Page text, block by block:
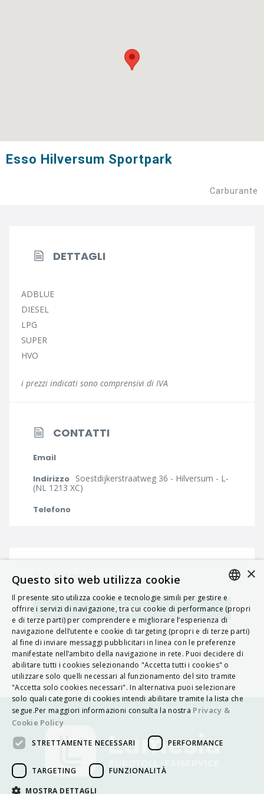
Esso Hilversum Sportpark
Carburante
DETTAGLI
ADBLUE
DIESEL
LPG
SUPER
HVO
i prezzi indicati sono comprensivi di IVA
CONTATTI
Email
Indirizzo Soestdijkerstraatweg 36 - Hilversum - L-
(NL 1213 XC)
Telefono
MAPPA
Navigatore ITALIAN
ENGLISH
FRENCH
HUNGARIAN
DEUTSCH
POLSKI
PORTUGUÊS
×
Questo sito web utilizza cookie
Il presente sito utilizza cookie e tecnologie simili per gestire e
offrire i servizi di navigazione, tra cui cookie di performance (propri
e di terze parti) per comprendere e migliorare l’esperienza di
navigazione dell’utente e cookie di targeting (propri e di terze parti)
al fine di inviare messaggi pubblicitari in linea con le preferenze
manifestate nell’ambito della navigazione in rete. Puoi decidere di
abilitare tutti i cookies selezionando "Accetta tutti i cookies" o
utilizzare solo quelli necessari al funzionamento del sito tramite
"Accetta solo cookies necessari". In alternativa puoi selezionare
solo quali categorie di cookies intendi abilitare tramite la lista che
segue.Per maggiori informazioni consulta la nostra Privacy &
Cookie Policy
STRETTAMENTE NECESSARI PERFORMANCE
TARGETING FUNZIONALITÀ
MOSTRA DETTAGLI